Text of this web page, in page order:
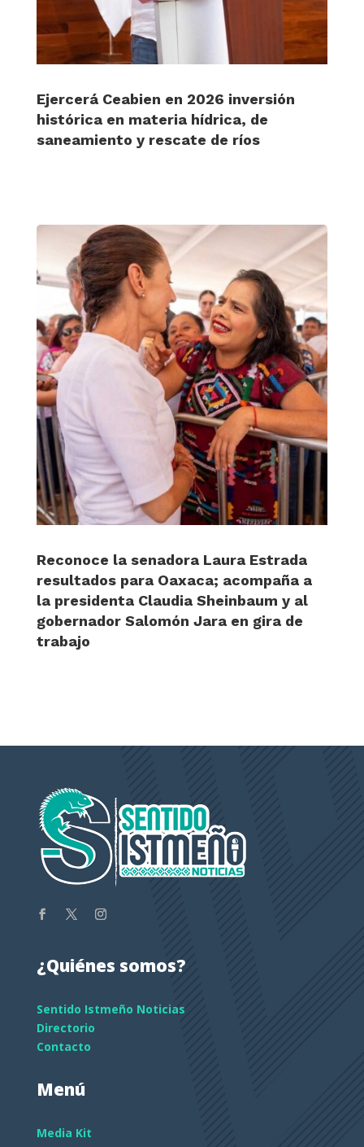
Ejercerá Ceabien en 2026 inversión
histórica en materia hídrica, de
saneamiento y rescate de ríos
Reconoce la senadora Laura Estrada
resultados para Oaxaca; acompaña a
la presidenta Claudia Sheinbaum y al
gobernador Salomón Jara en gira de
trabajo
¿Quiénes somos?
Sentido Istmeño Noticias
Directorio
Contacto
Menú
Media Kit